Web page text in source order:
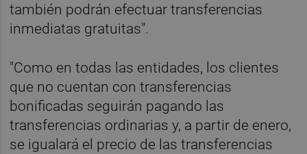
también podrán efectuar transferencias
inmediatas gratuitas".
"Como en todas las entidades, los clientes
que no cuentan con transferencias
bonificadas seguirán pagando las
transferencias ordinarias y, a partir de enero,
se igualará el precio de las transferencias